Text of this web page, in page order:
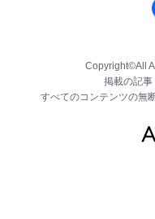
Copyright©All
掲載の記事
すべてのコンテンツの無